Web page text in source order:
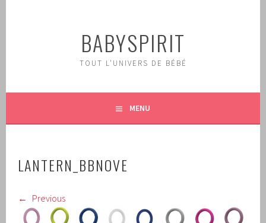
BABYSPIRIT
TOUT L'UNIVERS DE BÉBÉ
MENU
LANTERN_BBNOVE
Previous